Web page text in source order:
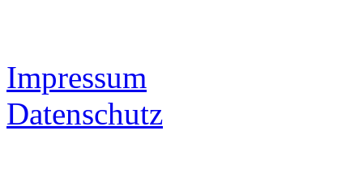
Impressum
Datenschutz